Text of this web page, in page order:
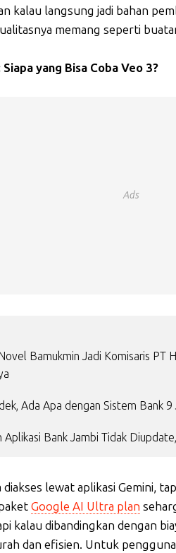
kalau langsung jadi bahan
memang seperti
yang Bisa Coba Veo 3?
Ads
Bamukmin Jadi Komisaris PT
Ada Apa dengan Sistem Bank 9
Aplikasi Bank Jambi Tidak
diakses lewat aplikasi Gemini,
Google AI Ultra plan
kalau dibandingkan dengan
dan efisien. Untuk